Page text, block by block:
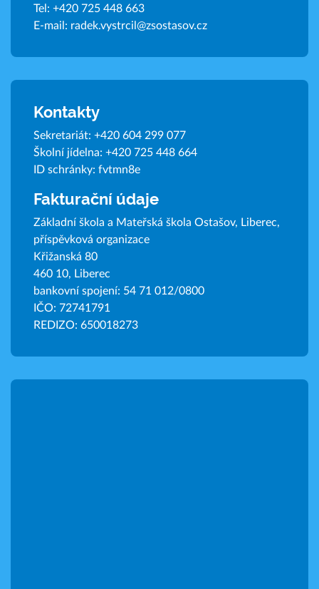
Tel: +420 725 448 663
E-mail: radek.vystrcil@zsostasov.cz
Kontakty
Sekretariát: +420 604 299 077
Školní jídelna: +420 725 448 664
ID schránky: fvtmn8e
Fakturační údaje
Základní škola a Mateřská škola Ostašov, Liberec,
příspěvková organizace
Křižanská 80
460 10, Liberec
bankovní spojení: 54 71 012/0800
IČO: 72741791
REDIZO: 650018273